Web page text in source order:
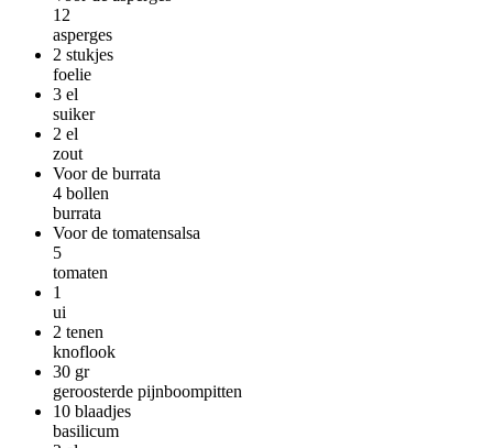
12
asperges
2 stukjes
foelie
3 el
suiker
2 el
zout
Voor de burrata
4 bollen
burrata
Voor de tomatensalsa
5
tomaten
1
ui
2 tenen
knoflook
30 gr
geroosterde pijnboompitten
10 blaadjes
basilicum